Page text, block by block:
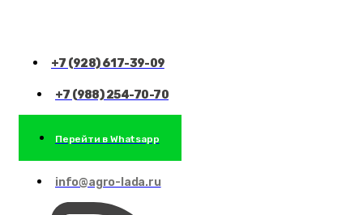
+7 (928) 617-39-09
+7 (988) 254-70-70
Перейти в Whatsapp
info@agro-lada.ru